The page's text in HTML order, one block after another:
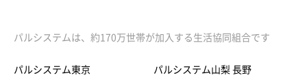
パルシステムは、約170万世帯が加入する生活協同組合です
パルシステム東京 パルシステム山梨 長野